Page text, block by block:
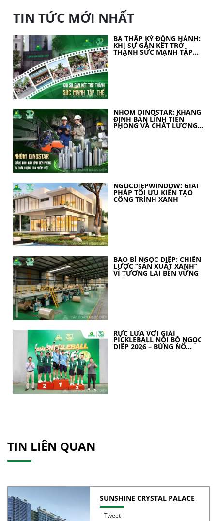
TIN TỨC MỚI NHẤT
BA THẬP KỶ ĐỒNG HÀNH:
KHI SỰ GẮN KẾT TRỞ
THÀNH SỨC MẠNH TẬP
THỂ
NHÔM DINOSTAR: KHẲNG
ĐỊNH BẢN LĨNH TIÊN
PHONG VÀ CHẤT LƯỢNG
CỦA NHÔM VIỆT
NGOCDIEPWINDOW: GIẢI
PHÁP TỐI ƯU KIẾN TẠO
CÔNG TRÌNH XANH
BAO BÌ NGỌC DIỆP: CHIẾN
LƯỢC “SẢN XUẤT XANH”
VÌ TƯƠNG LAI BỀN VỮNG
RỰC LỬA VỚI GIẢI
PICKLEBALL NỘI BỘ NGỌC
DIỆP 2026 – BÙNG NỔ
TINH THẦN 30 NĂM
TIN LIÊN QUAN
SUNSHINE CRYSTAL PALACE
Tweet